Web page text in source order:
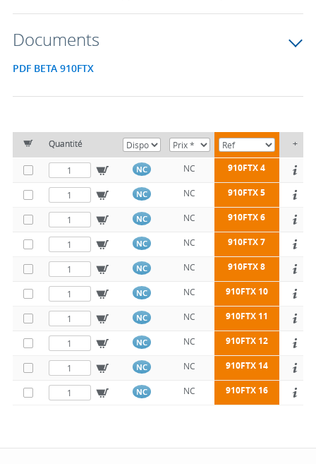
Documents
PDF BETA 910FTX
Quantité +
NC NC 910FTX 4
NC NC 910FTX 5
NC NC 910FTX 6
NC NC 910FTX 7
NC NC 910FTX 8
NC NC 910FTX 10
NC NC 910FTX 11
NC NC 910FTX 12
NC NC 910FTX 14
NC NC 910FTX 16